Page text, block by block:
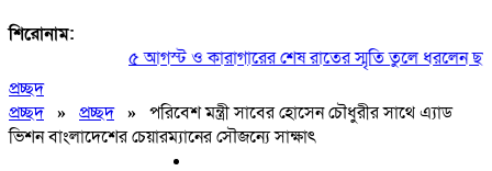
শিরোনাম:
৫ আগস্ট ও কারাগারের শেষ রাতের স্মৃতি তুলে ধরলেন
প্রচ্ছদ
প্রচ্ছদ» প্রচ্ছদ» পরিবেশ মন্ত্রী সাবের হোসেন চৌধুরীর সাথে এ্যাড
ভিশন বাংলাদেশের চেয়ারম্যানের সৌজন্যে সাক্ষাৎ